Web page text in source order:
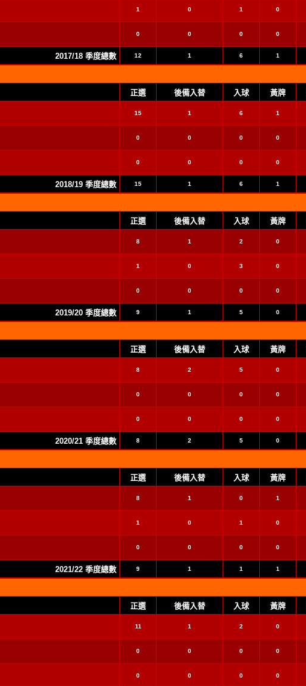
1 0 1 0
0 0 0 0
2017/18 季度總數 12 1 6 1
正選 後備入替 入球 黃牌
15 1 6 1
0 0 0 0
0 0 0 0
2018/19 季度總數 15 1 6 1
正選 後備入替 入球 黃牌
8 1 2 0
1 0 3 0
0 0 0 0
2019/20 季度總數 9 1 5 0
正選 後備入替 入球 黃牌
8 2 5 0
0 0 0 0
0 0 0 0
2020/21 季度總數 8 2 5 0
正選 後備入替 入球 黃牌
8 1 0 1
1 0 1 0
0 0 0 0
2021/22 季度總數 9 1 1 1
正選 後備入替 入球 黃牌
11 1 2 0
0 0 0 0
0 0 0 0